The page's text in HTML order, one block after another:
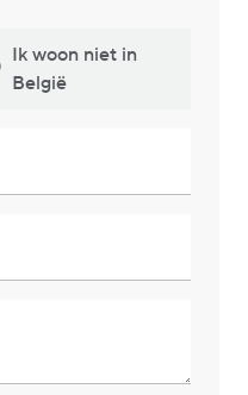
Ik woon niet in
België